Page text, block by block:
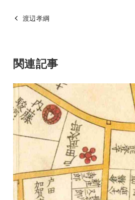
渡辺孝綱
関連記事